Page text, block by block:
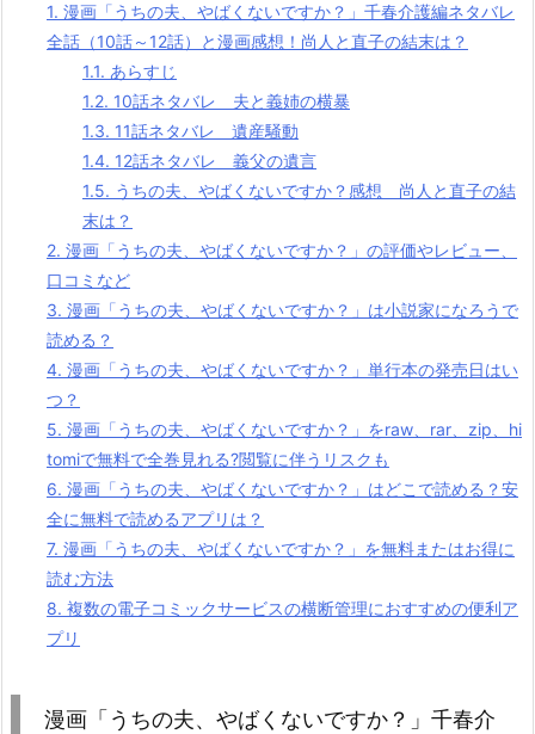
1. 漫画「うちの夫、やばくないですか？」千春介護編ネタバレ
全話（10話～12話）と漫画感想！尚人と直子の結末は？
1.1. あらすじ
1.2. 10話ネタバレ 夫と義姉の横暴
1.3. 11話ネタバレ 遺産騒動
1.4. 12話ネタバレ 義父の遺言
1.5. うちの夫、やばくないですか？感想 尚人と直子の結
末は？
2. 漫画「うちの夫、やばくないですか？」の評価やレビュー、
口コミなど
3. 漫画「うちの夫、やばくないですか？」は小説家になろうで
読める？
4. 漫画「うちの夫、やばくないですか？」単行本の発売日はい
つ？
5. 漫画「うちの夫、やばくないですか？」をraw、rar、zip、hi
tomiで無料で全巻見れる?閲覧に伴うリスクも
6. 漫画「うちの夫、やばくないですか？」はどこで読める？安
全に無料で読めるアプリは？
7. 漫画「うちの夫、やばくないですか？」を無料またはお得に
読む方法
8. 複数の電子コミックサービスの横断管理におすすめの便利ア
プリ
漫画「うちの夫、やばくないですか？」千春介